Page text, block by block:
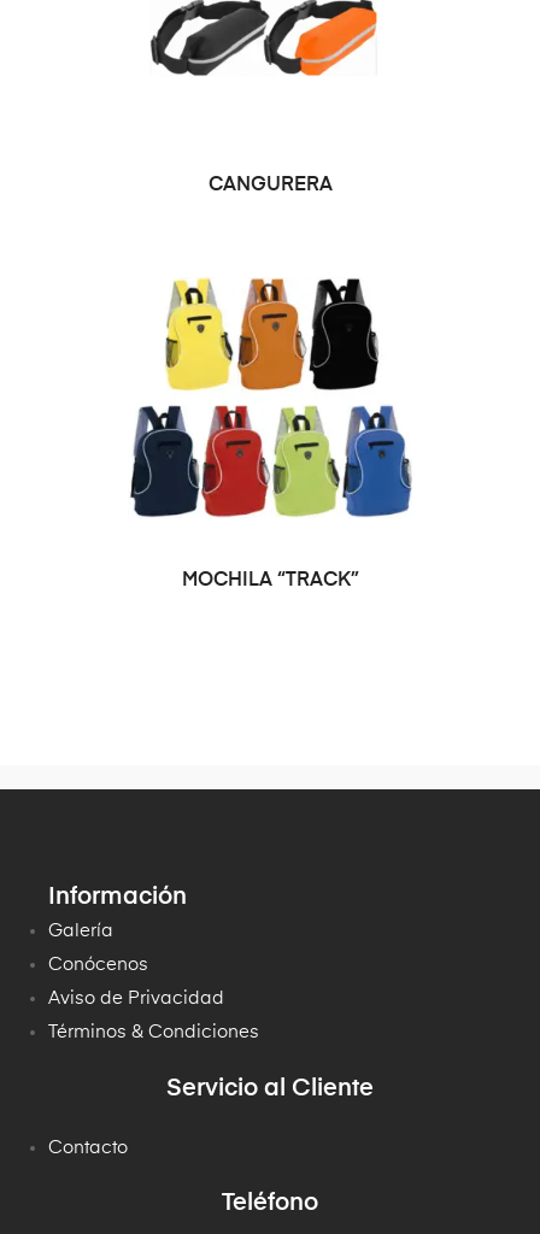
SELECCIONAR OPCIONES
CANGURERA
SELECCIONAR OPCIONES
MOCHILA “TRACK”
Información
Galería
Conócenos
Aviso de Privacidad
Términos & Condiciones
Servicio al Cliente
Contacto
Teléfono